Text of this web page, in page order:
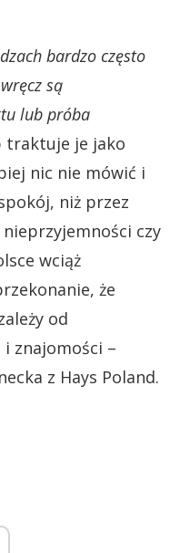
bardzo często
są
lub próba
traktuje je jako
nic nie mówić i
niż przez
czy
wciąż
że
od
znajomości –
z Hays Poland.